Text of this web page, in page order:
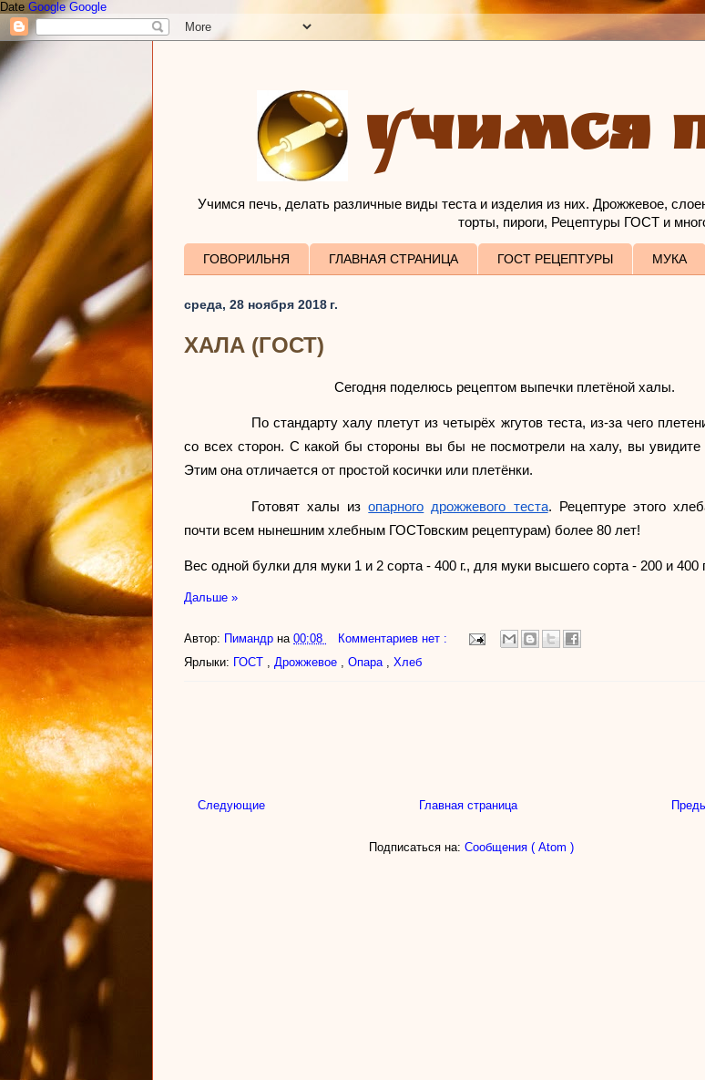
Date Google Google
УЧИМСЯ
Учимся печь, делать различные виды теста и изделия из них. Дрожжевое,
торты, пироги, Рецептуры ГОСТ и
ГОВОРИЛЬНЯ ГЛАВНАЯ СТРАНИЦА ГОСТ РЕЦЕПТУРЫ МУКА
среда, 28 ноября 2018 г.
ХАЛА (ГОСТ)
Сегодня поделюсь рецептом выпечки плетёной халы.
По стандарту халу плетут из четырёх жгутов теста, из-за чего
со всех сторон. С какой бы стороны вы бы не посмотрели на халу, вы увидите
Этим она отличается от простой косички или плетёнки.
Готовят халы из опарного дрожжевого теста. Рецептуре этого
почти всем нынешним хлебным ГОСТовским рецептурам) более 80 лет!
Вес одной булки для муки 1 и 2 сорта - 400 г., для муки высшего сорта - 200 и 400
Дальше »
Автор: Пимандр на 00:08
Комментариев нет :
Ярлыки: ГОСТ , Дрожжевое , Опара , Хлеб
Следующие Главная страница
Подписаться на: Сообщения ( Atom )